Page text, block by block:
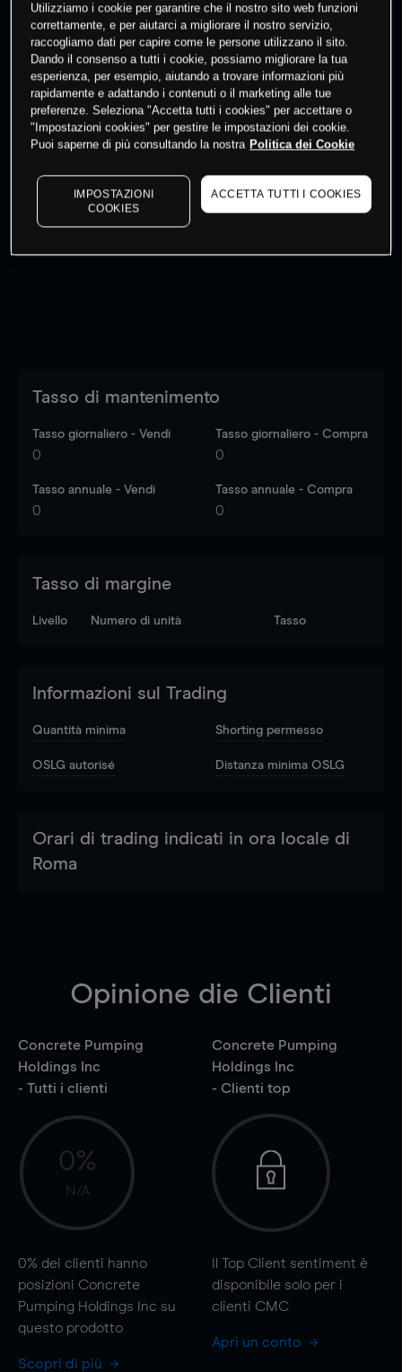
0% dei clienti hanno posizionisu
questo prodotto
Fai trading
I prezzi sono solo indicativi.
Tasso di mantenimento
Tasso giornaliero - Vendi
0
Tasso giornaliero - Compra
0
Tasso annuale - Vendi
0
Tasso annuale - Compra
0
Tasso di margine
Livello Numero di unità Tasso
Informazioni sul Trading
Quantità minima Shorting permesso
OSLG autorisé Distanza minima OSLG
Orari di trading indicati in ora locale di
Roma
Opinione die Clienti
Concrete Pumping
Holdings Inc
- Tutti i clienti
0%
N/A
0% dei clienti hanno
posizioni Concrete
Pumping Holdings Inc su
questo prodotto
Scopri di più
Concrete Pumping
Holdings Inc
- Clienti top
Il Top Client sentiment è
disponibile solo per i
clienti CMC
Apri un conto
Utilizziamo i cookie per garantire che il nostro sito web funzioni
correttamente, e per aiutarci a migliorare il nostro servizio,
raccogliamo dati per capire come le persone utilizzano il sito.
Dando il consenso a tutti i cookie, possiamo migliorare la tua
esperienza, per esempio, aiutando a trovare informazioni più
rapidamente e adattando i contenuti o il marketing alle tue
preferenze. Seleziona "Accetta tutti i cookies" per accettare o
"Impostazioni cookies" per gestire le impostazioni dei cookie.
Puoi saperne di più consultando la nostra Politica dei Cookie
IMPOSTAZIONI
COOKIES
ACCETTA TUTTI I COOKIES